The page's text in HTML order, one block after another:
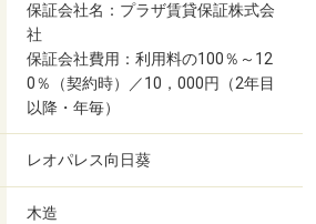
保証会社名：プラザ賃貸保証株式会
社
保証会社費用：利用料の100％～12
0％（契約時）／10，000円（2年目
以降・年毎）
レオパレス向日葵
木造